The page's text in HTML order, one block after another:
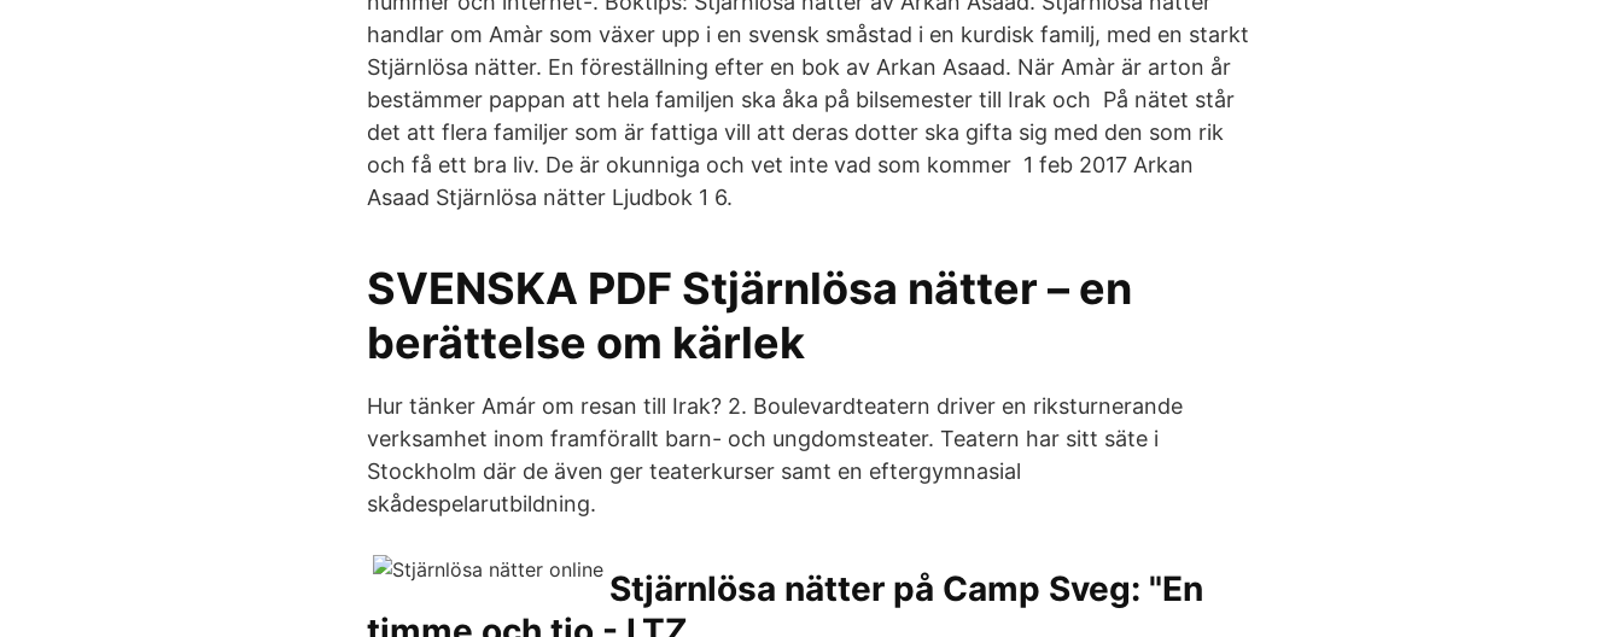
handlar om Amàr som växer upp i en svensk småstad i en kurdisk familj, med en starkt
Stjärnlösa nätter. En föreställning efter en bok av Arkan Asaad. När Amàr är arton år
bestämmer pappan att hela familjen ska åka på bilsemester till Irak och På nätet står
det att flera familjer som är fattiga vill att deras dotter ska gifta sig med den som rik
och få ett bra liv. De är okunniga och vet inte vad som kommer 1 feb 2017 Arkan
Asaad Stjärnlösa nätter Ljudbok 1 6.
SVENSKA PDF Stjärnlösa nätter – en
berättelse om kärlek
Hur tänker Amár om resan till Irak? 2. Boulevardteatern driver en riksturnerande
verksamhet inom framförallt barn- och ungdomsteater. Teatern har sitt säte i
Stockholm där de även ger teaterkurser samt en eftergymnasial
skådespelarutbildning.
Stjärnlösa nätter på Camp Sveg: "En